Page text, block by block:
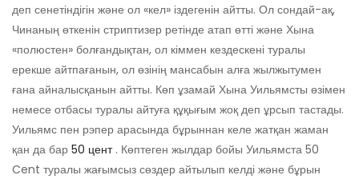
деп сенетіндігін және ол «кел» іздегенін айтты. Ол сондай-ақ,
Чинаның өткенін стриптизер ретінде атап өтті және Хына
«полюстен» болғандықтан, ол кіммен кездескені туралы
ерекше айтпағанын, ол өзінің мансабын алға жылжытумен
ғана айналысқанын айтты. Көп ұзамай Хына Уильямсты өзімен
немесе отбасы туралы айтуға құқығым жоқ деп ұрсып тастады.
Уильямс пен рэпер арасында бұрыннан келе жатқан жаман
қан да бар 50 цент. Көптеген жылдар бойы Уильямста 50
Cent туралы жағымсыз сөздер айтылып келді және бұрын